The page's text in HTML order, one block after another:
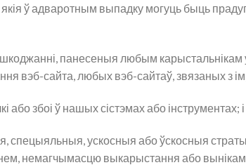
ў адваротным выпадку могуць быць
панесеныя любым карыстальнікам
вэб-сайта, любых вэб-сайтаў, звязаных з
збоі ў нашых сістэмах або інструментах; і
ускосныя або ўскосныя
немагчымасцю выкарыстання або